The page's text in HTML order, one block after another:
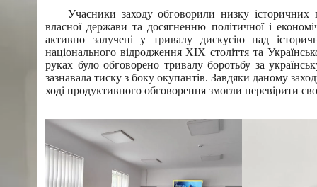
Учасники заходу обговорили низку історичних
власної держави та досягненню політичної і
активно залучені у тривалу дискусію над
національного відродження XIX століття та
руках було обговорено тривалу боротьбу за
зазнавала тиску з боку окупантів. Завдяки даному
ході продуктивного обговорення змогли перевірити